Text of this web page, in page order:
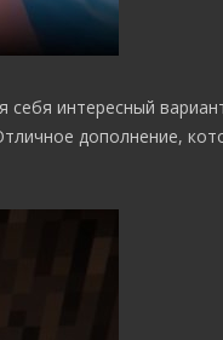
интересный
дополнение,